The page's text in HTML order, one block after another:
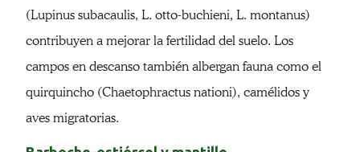
(Lupinus subacaulis, L. otto-buchieni, L. montanus)
contribuyen a mejorar la fertilidad del suelo. Los
campos en descanso también albergan fauna como el
quirquincho (Chaetophractus nationi), camélidos y
aves migratorias.